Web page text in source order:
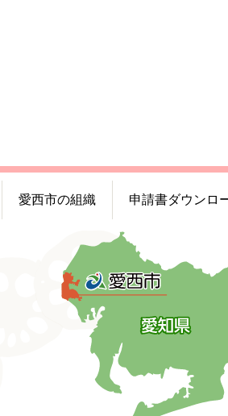
愛西市の組織 申請書ダウンロ